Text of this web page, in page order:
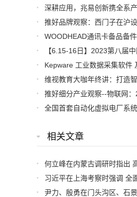
Kepware 工业数据采集软件
维视教育大咖年终讲：打造
相关文章